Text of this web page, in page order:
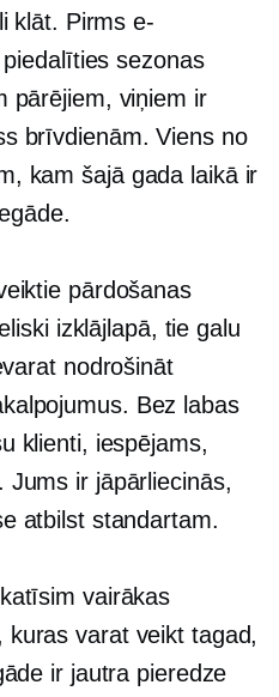
klāt. Pirms e-
sezonas
pārējiem, viņiem ir
brīvdienām. Viens no
kam šajā gada laikā ir
pārdošanas
izklājlapā, tie galu
nodrošināt
Bez labas
klienti, iespējams,
Jums ir jāpārliecinās,
atbilst standartam.
vairākas
varat veikt tagad,
ir jautra pieredze